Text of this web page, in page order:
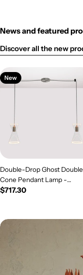
News and featured
Discover all the new
New
Double-Drop Ghost Double
Cone Pendant Lamp -
Brushed Titanium
Regular
$717.30